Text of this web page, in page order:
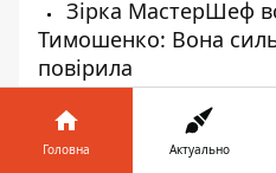
Зірка МастерШеф
Тимошенко: Вона
повірила
Після розлучення
зрозуміла, як одразу
чоловіка
Головна Актуально